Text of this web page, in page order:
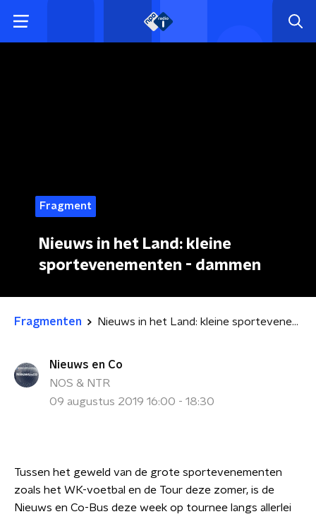
Fragment
Nieuws in het Land: kleine
sportevenementen - dammen
Fragmenten Nieuws in het Land: kleine sportevenementen - dammen
Nieuws en Co
NOS & NTR
09 augustus 2019 16:00 - 18:30
Tussen het geweld van de grote sportevenementen
zoals het WK-voetbal en de Tour deze zomer, is de
Nieuws en Co-Bus deze week op tournee langs allerlei